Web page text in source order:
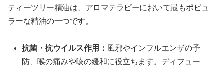
ティーツリー精油は、アロマテラピーにおいて最もポピュ
ラーな精油の一つです。
抗菌・抗ウイルス作用： 風邪やインフルエンザの予
防、喉の痛みや咳の緩和に役立ちます。ディフュー